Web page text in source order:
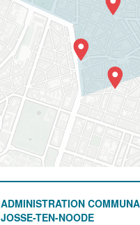
ADMINISTRATION
JOSSE-TEN-NOODE